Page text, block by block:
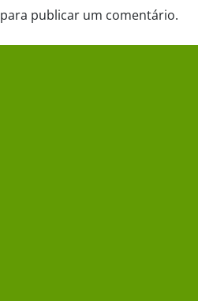
para publicar um comentário.